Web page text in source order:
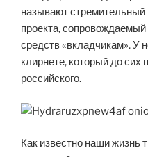
называют
проекта,
средств «вкладчикам». У
клирнете, который до сих
российского.
Как известно наши жизнь